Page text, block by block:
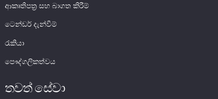
ආකෘතිපත්‍ර සහ බාගත කිරීම්
ටෙන්ඩර් දැන්වීම්
රැකියා
පෞද්ගලිකත්වය
තවත් සේවා